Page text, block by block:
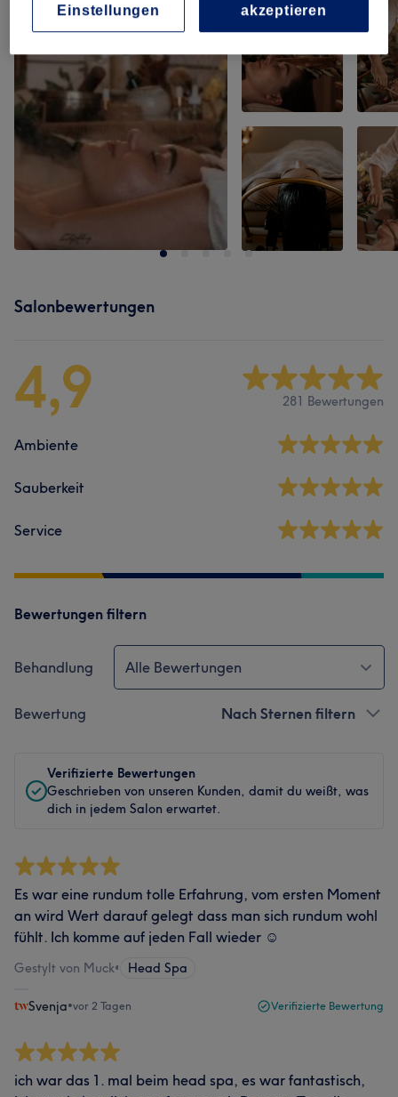
Salonbewertungen
4,9 281 Bewertungen
Ambiente
Sauberkeit
Service
Bewertungen filtern
Behandlung Alle Bewertungen
Bewertung Nach Sternen filtern
Verifizierte Bewertungen
Geschrieben von unseren Kunden, damit du weißt, was
dich in jedem Salon erwartet.
Es war eine rundum tolle Erfahrung, vom ersten Moment
an wird Wert darauf gelegt dass man sich rundum wohl
fühlt. Ich komme auf jeden Fall wieder ☺️
Gestylt von Muck• Head Spa
Svenja•vor 2 Tagen Verifizierte Bewertung
ich war das 1. mal beim head spa, es war fantastisch,
Einstellungen
akzeptieren